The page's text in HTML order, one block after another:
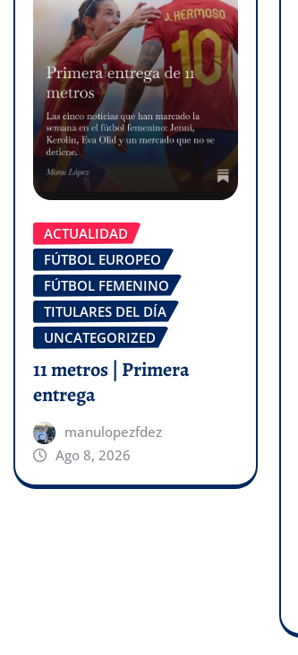
ACTUALIDAD
FÚTBOL EUROPEO
FÚTBOL FEMENINO
TITULARES DEL DÍA
UNCATEGORIZED
11 metros | Primera
entrega
manulopezfdez
Ago 8, 2026